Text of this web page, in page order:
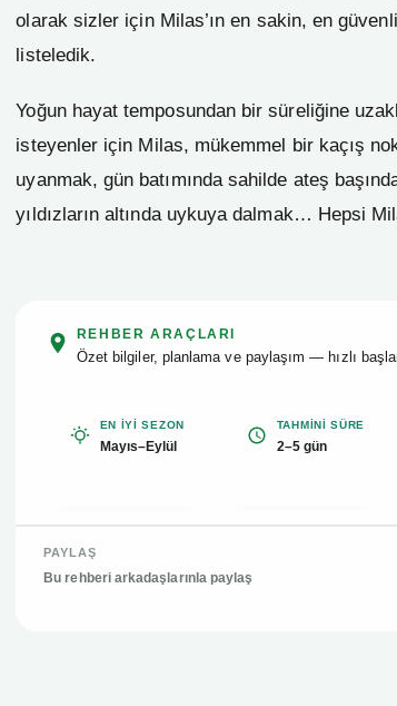
olarak sizler için Milas’ın en sakin, en
listeledik.
Yoğun hayat temposundan bir süreliğine
isteyenler için Milas, mükemmel bir kaçış
uyanmak, gün batımında sahilde ateş
yıldızların altında uykuya dalmak… Hepsi
REHBER ARAÇLARI
Özet bilgiler, planlama ve paylaşım — hızlı
EN IYI SEZON
Mayıs–Eylül
TAHMINI SÜRE
2–5 gün
PAYLAŞ
Bu rehberi arkadaşlarınla paylaş